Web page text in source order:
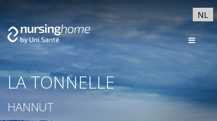
NL
LA TONNELLE
HANNUT